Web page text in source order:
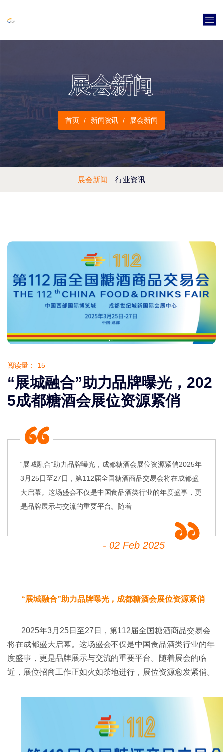
展会新闻
首页 新闻资讯 展会新闻
展会新闻 行业资讯
阅读量： 15
“展城融合”助力品牌曝光，202
5成都糖酒会展位资源紧俏
“展城融合”助力品牌曝光，成都糖酒会展位资源紧俏2025年
3月25日至27日，第112届全国糖酒商品交易会将在成都盛
大启幕。这场盛会不仅是中国食品酒类行业的年度盛事，更
是品牌展示与交流的重要平台。随着
- 02 Feb 2025
“展城融合”助力品牌曝光，成都糖酒会展位资源紧俏
2025年3月25日至27日，第112届全国糖酒商品交易会
将在成都盛大启幕。这场盛会不仅是中国食品酒类行业的年
度盛事，更是品牌展示与交流的重要平台。随着展会的临
近，展位招商工作正如火如荼地进行，展位资源愈发紧俏。